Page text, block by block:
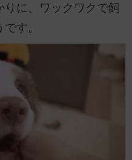
に、ワックワクで飼
す。